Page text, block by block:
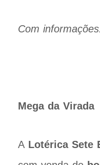
Com
Mega da Virada
A Lotérica Sete